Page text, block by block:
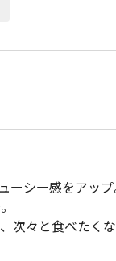
シー感をアップ
次々と食べたくな